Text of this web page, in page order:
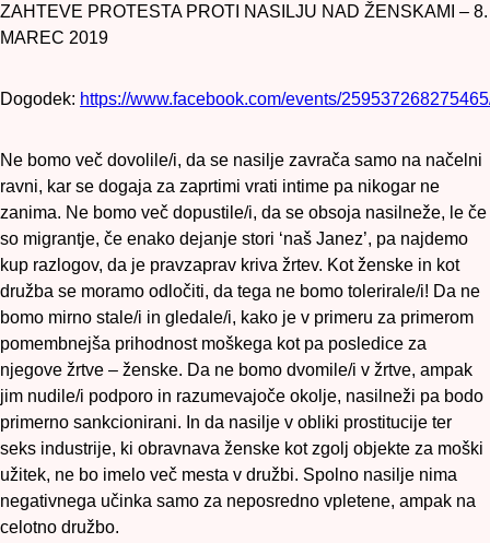
ZAHTEVE PROTESTA PROTI NASILJU NAD ŽENSKAMI – 8.
MAREC 2019
Dogodek: https://www.facebook.com/events/
Ne bomo več dovolile/i, da se nasilje zavrača samo na načelni
ravni, kar se dogaja za zaprtimi vrati intime pa nikogar ne
zanima. Ne bomo več dopustile/i, da se obsoja nasilneže, le če
so migrantje, če enako dejanje stori ‘naš Janez’, pa najdemo
kup razlogov, da je pravzaprav kriva žrtev. Kot ženske in kot
družba se moramo odločiti, da tega ne bomo tolerirale/i! Da ne
bomo mirno stale/i in gledale/i, kako je v primeru za primerom
pomembnejša prihodnost moškega kot pa posledice za
njegove žrtve – ženske. Da ne bomo dvomile/i v žrtve, ampak
jim nudile/i podporo in razumevajoče okolje, nasilneži pa bodo
primerno sankcionirani. In da nasilje v obliki prostitucije ter
seks industrije, ki obravnava ženske kot zgolj objekte za moški
užitek, ne bo imelo več mesta v družbi. Spolno nasilje nima
negativnega učinka samo za neposredno vpletene, ampak na
celotno družbo.